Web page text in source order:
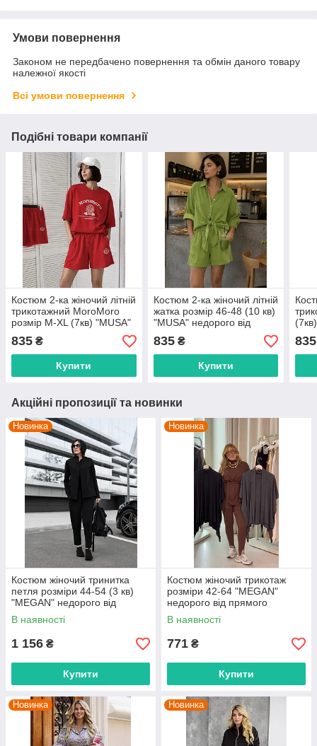
Умови повернення
Законом не передбачено повернення та обмін даного товару
належної якості
Всі умови повернення
Подібні товари компанії
Костюм 2-ка жіночий літній
трикотажний MoroMoro
розмір M-XL (7кв) "MUSA"
недорого від прямого
постачальника
835 ₴
Купити
Костюм 2-ка жіночий літній
жатка розмір 46-48 (10 кв)
"MUSA" недорого від
прямого постачальника
835₴
Купити
835
Акційні пропозиції та новинки
Новинка
Костюм жіночий тринитка
петля розміри 44-54 (3 кв)
"MEGAN" недорого від
прямого постачальника
В наявності
1 156 ₴
Купити
Новинка
Костюм жіночий трикотаж
розміри 42-64 "MEGAN"
недорого від прямого
постачальника
В наявності
771 ₴
Купити
Новинка Новинка